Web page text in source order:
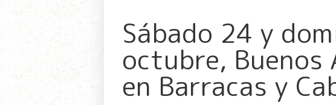
Sábado 24 y
octubre, Buenos
en Barracas y